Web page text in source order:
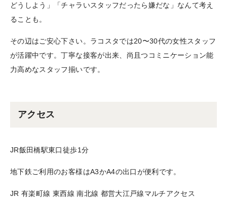
どうしよう」「チャラいスタッフだったら嫌だな」なんて考え
ることも。
その辺はご安心下さい。ラコスタでは20〜30代の女性スタッフ
が活躍中です。丁寧な接客が出来、尚且つコミニケーション能
力高めなスタッフ揃いです。
アクセス
JR飯田橋駅東口徒歩1分
地下鉄ご利用のお客様はA3かA4の出口が便利です。
JR 有楽町線 東西線 南北線 都営大江戸線マルチアクセス